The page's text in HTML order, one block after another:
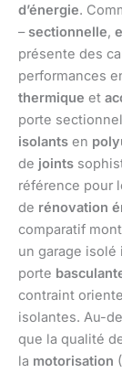
d’énergie.
– sectionnelle,
présente des
performances
thermique et
porte
isolants en
de joints
référence pour
de rénovation
comparatif
un garage isolé
porte
contraint
isolantes. Au-
que la qualité
la motorisation